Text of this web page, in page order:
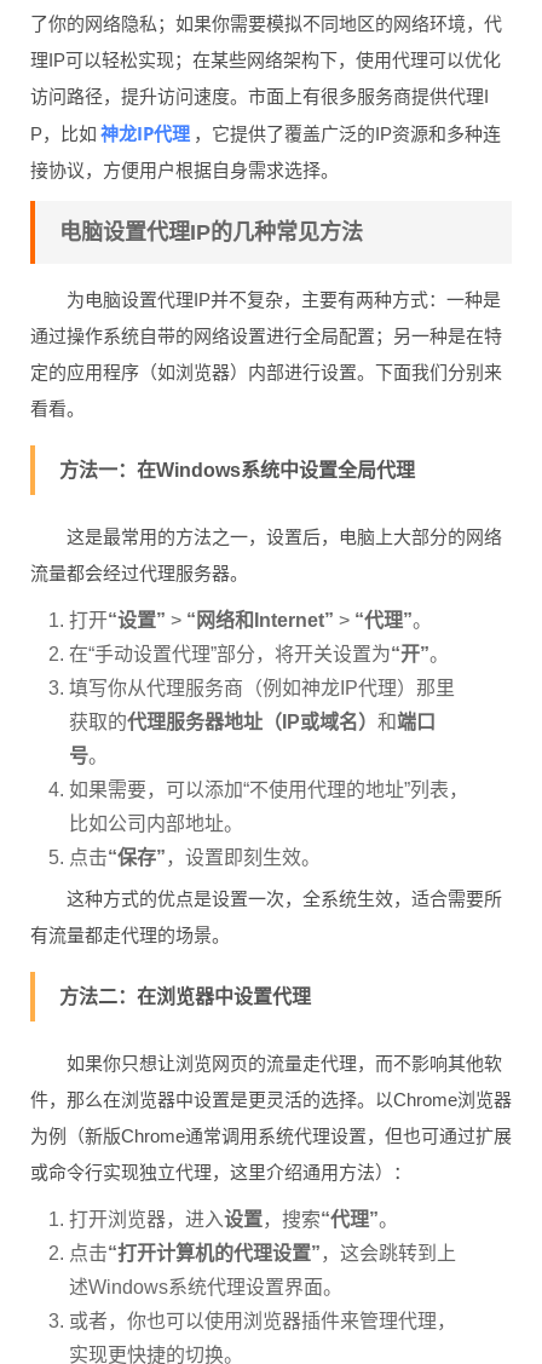
了你的网络隐私；如果你需要模拟不同地区的网络环境，代
理IP可以轻松实现；在某些网络架构下，使用代理可以优化
访问路径，提升访问速度。市面上有很多服务商提供代理I
P，比如 神龙IP代理 ，它提供了覆盖广泛的IP资源和多种连
接协议，方便用户根据自身需求选择。
电脑设置代理IP的几种常见方法
为电脑设置代理IP并不复杂，主要有两种方式：一种是
通过操作系统自带的网络设置进行全局配置；另一种是在特
定的应用程序（如浏览器）内部进行设置。下面我们分别来
看看。
方法一：在Windows系统中设置全局代理
这是最常用的方法之一，设置后，电脑上大部分的网络
流量都会经过代理服务器。
打开“设置” > “网络和Internet” > “代理”。
在“手动设置代理”部分，将开关设置为“开”。
填写你从代理服务商（例如神龙IP代理）那里
获取的代理服务器地址（IP或域名） 和端口
号。
如果需要，可以添加“不使用代理的地址”列表，
比如公司内部地址。
点击“保存” ，设置即刻生效。
这种方式的优点是设置一次，全系统生效，适合需要所
有流量都走代理的场景。
方法二：在浏览器中设置代理
如果你只想让浏览网页的流量走代理，而不影响其他软
件，那么在浏览器中设置是更灵活的选择。以Chrome浏览器
为例（新版Chrome通常调用系统代理设置，但也可通过扩展
或命令行实现独立代理，这里介绍通用方法）：
打开浏览器，进入设置，搜索“代理”。
点击“打开计算机的代理设置” ，这会跳转到上
述Windows系统代理设置界面。
或者，你也可以使用浏览器插件来管理代理，
实现更快捷的切换。